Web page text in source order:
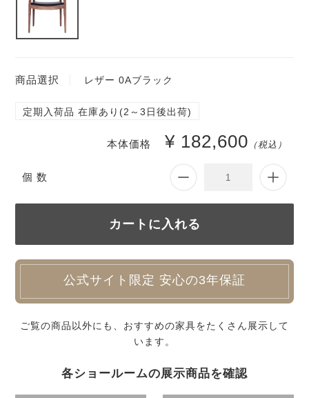
商品選択 レザー 0Aブラック
定期入荷品 在庫あり(2～3日後出荷)
個 数
本体価格 ¥ 182,600 （税込）
公式サイト限定 安心の3年保証
ご覧の商品以外にも、おすすめの家具をたくさん展示して
います。
各ショールームの展示商品を確認